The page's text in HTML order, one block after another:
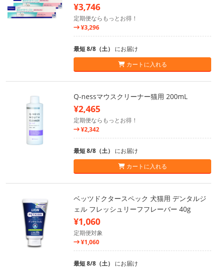
¥3,746
定期便ならもっとお得！
¥3,296
最短 8/8（土） にお届け
カートに入れる
Q-nessマウスクリーナー猫用 200mL
¥2,465
定期便ならもっとお得！
¥2,342
最短 8/8（土） にお届け
カートに入れる
ベッツドクタースペック 犬猫用 デンタルジ
ェル フレッシュリーフフレーバー 40g
¥1,060
定期便対象
¥1,060
最短 8/8（土） にお届け